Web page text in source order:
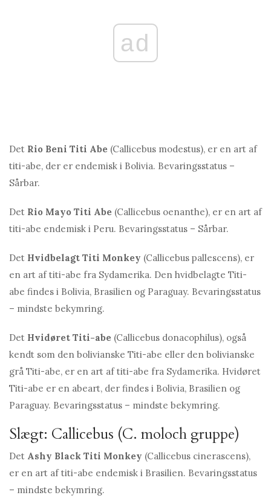
ad
Det Rio Beni Titi Abe (Callicebus modestus), er en art af
titi-abe, der er endemisk i Bolivia. Bevaringsstatus –
Sårbar.
Det Rio Mayo Titi Abe (Callicebus oenanthe), er en art af
titi-abe endemisk i Peru. Bevaringsstatus – Sårbar.
Det Hvidbelagt Titi Monkey (Callicebus pallescens), er
en art af titi-abe fra Sydamerika. Den hvidbelagte Titi-
abe findes i Bolivia, Brasilien og Paraguay. Bevaringsstatus
– mindste bekymring.
Det Hvidøret Titi-abe (Callicebus donacophilus), også
kendt som den bolivianske Titi-abe eller den bolivianske
grå Titi-abe, er en art af titi-abe fra Sydamerika. Hvidøret
Titi-abe er en abeart, der findes i Bolivia, Brasilien og
Paraguay. Bevaringsstatus – mindste bekymring.
Slægt: Callicebus (C. moloch gruppe)
Det Ashy Black Titi Monkey (Callicebus cinerascens),
er en art af titi-abe endemisk i Brasilien. Bevaringsstatus
– mindste bekymring.